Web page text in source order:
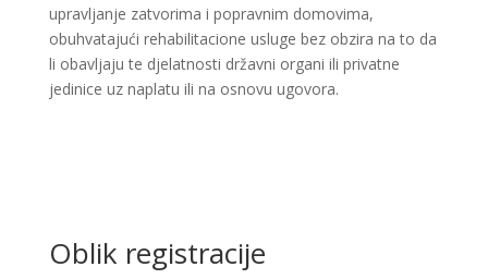
upravljanje zatvorima i popravnim domovima,
obuhvatajući rehabilitacione usluge bez obzira na to da
li obavljaju te djelatnosti državni organi ili privatne
jedinice uz naplatu ili na osnovu ugovora.
Oblik registracije